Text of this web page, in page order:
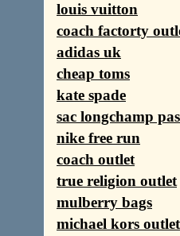
louis vuitton
coach factorty
adidas uk
cheap toms
kate spade
sac longchamp
nike free run
coach outlet
true religion outlet
mulberry bags
michael kors outlet